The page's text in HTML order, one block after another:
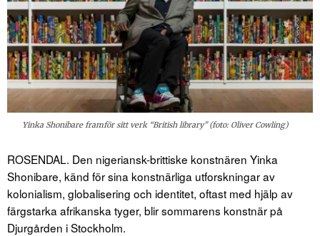
Yinka Shonibare framför sitt verk “British library” (foto: Oliver Cowling)
ROSENDAL. Den nigeriansk-brittiske konstnären Yinka
Shonibare, känd för sina konstnärliga utforskningar av
kolonialism, globalisering och identitet, oftast med hjälp av
färgstarka afrikanska tyger, blir sommarens konstnär på
Djurgården i Stockholm.